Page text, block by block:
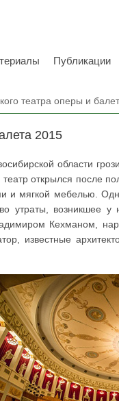
Публикации
театра оперы и
2015
области
открылся после
и мягкой мебелью.
утраты, возникшее у
Кехманом,
известные